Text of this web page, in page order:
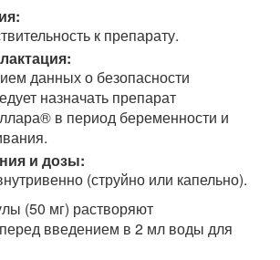
к препарату.
данных о безопасности
назначать препарат
в период беременности и
и дозы:
(струйно или капельно).
(50 мг) растворяют
введением в 2 мл воды для